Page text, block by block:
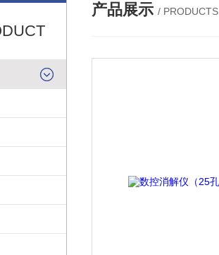
产品展示 / PRODUCTS